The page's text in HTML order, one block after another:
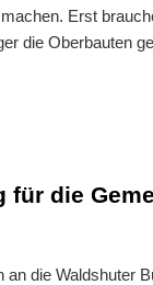
Erst
die Oberbauten
für die
an die Waldshuter